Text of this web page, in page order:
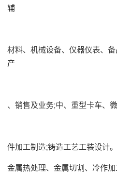
辅
材料、机械设备、仪器仪表、
产
、销售及业务;中、重型卡车、
件加工制造;铸造工艺工装设计。
金属热处理、金属切割、冷作